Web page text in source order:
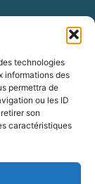
technologies
informations des
permettra de
ou les ID
son
caractéristiques
18h
à 19h